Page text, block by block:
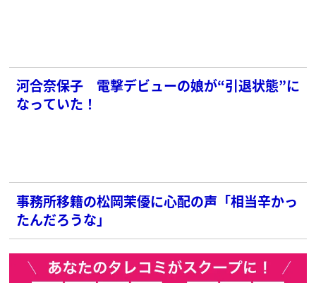
河合奈保子 電撃デビューの娘が“引退状態”に
なっていた！
事務所移籍の松岡茉優に心配の声「相当辛かっ
たんだろうな」